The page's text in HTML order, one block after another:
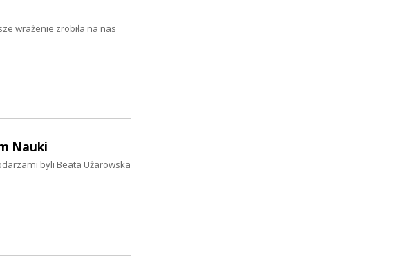
wrażenie zrobiła na nas
Nauki
byli Beata Użarowska